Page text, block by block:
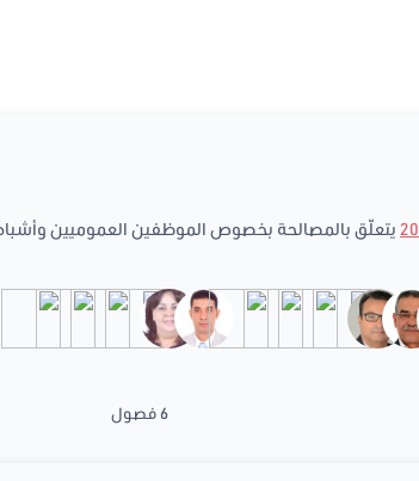
يتعلّق بالمصالحة بخصوص الموظفين العموميين
6 فصول